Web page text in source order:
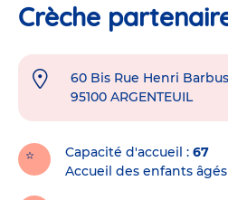
Crèche
Adresse
crèche
60 Bis Rue Henri
95100 ARGENTEUIL
Capacité d'accueil
67
Accueil des enfants